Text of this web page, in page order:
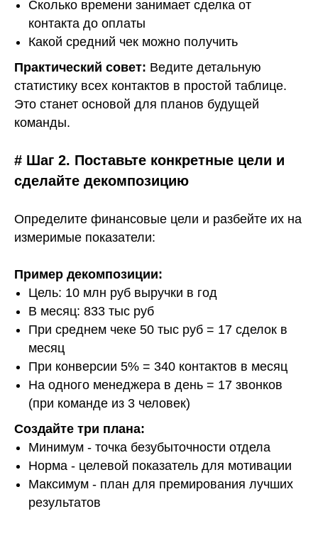
Сколько времени занимает сделка от
контакта до оплаты
Какой средний чек можно получить
Практический совет: Ведите детальную
статистику всех контактов в простой таблице.
Это станет основой для планов будущей
команды.
# Шаг 2. Поставьте конкретные цели и
сделайте декомпозицию
Определите финансовые цели и разбейте их на
измеримые показатели:
Пример декомпозиции:
Цель: 10 млн руб выручки в год
В месяц: 833 тыс руб
При среднем чеке 50 тыс руб = 17 сделок в
месяц
При конверсии 5% = 340 контактов в месяц
На одного менеджера в день = 17 звонков
(при команде из 3 человек)
Создайте три плана:
Минимум - точка безубыточности отдела
Норма - целевой показатель для мотивации
Максимум - план для премирования лучших
результатов